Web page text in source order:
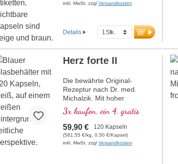
inkl. MwSt. zzgl Versandkosten
Details
Herz forte II
Die bewährte Original-
Rezeptur nach Dr. med.
Michalzik. Mit hoher
Konzentration an wichtigen
Pflanzen- Makro und
Mikronährstoffen. Mit
wertvollem Glutathion,
Hochbioverfügbaren Acetyl-L-
3x kaufen, ein 4. gratis
59,90 € 120 Kapseln
(581,55 €/kg, 0,50 €/Kapsel)
inkl. MwSt. zzgl Versandkosten